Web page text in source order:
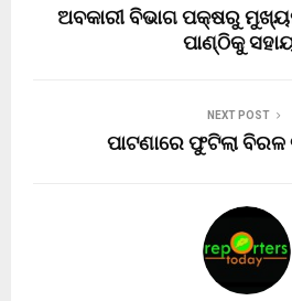
ଅବକାରୀ ବିଭାଗ ପକ୍ଷରୁ
ପାଣ୍ଠିକୁ
NEXT POST
ପାଟଣାରେ ଫୁଟିଲା